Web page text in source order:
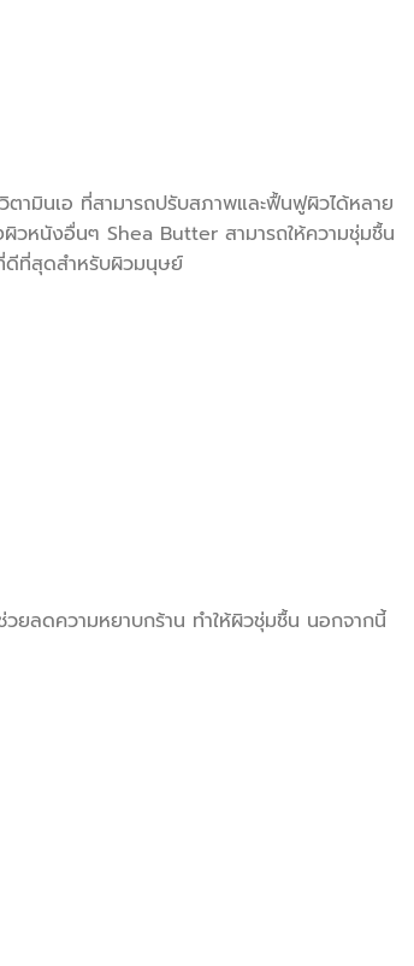
ามินเอ ที่สามารถปรับสภาพและฟื้นฟูผิวได้หลาย
วหนังอื่นๆ Shea Butter สามารถให้ความชุ่มชื้น
ดีที่สุดสำหรับผิวมนุษย์
ยลดความหยาบกร้าน ทำให้ผิวชุ่มชื้น นอกจากนี้